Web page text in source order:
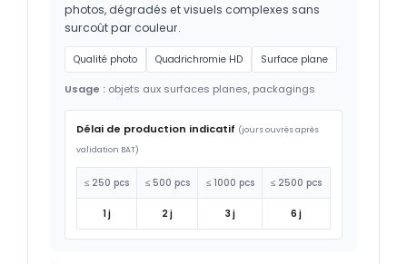
photos, dégradés et visuels complexes sans
surcoût par couleur.
Qualité photo Quadrichromie HD Surface plane
Usage : objets aux surfaces planes, packagings
Délai de production indicatif (jours ouvrés après
validation BAT)
≤ 250 pcs ≤ 500 pcs ≤ 1000 pcs ≤ 2500 pcs
1 j 2 j 3 j 6 j